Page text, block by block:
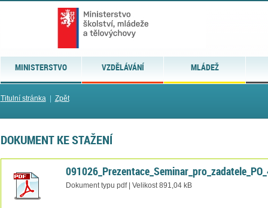
MINISTERSTVO VZDĚLÁVÁNÍ MLÁDEŽ
Titulní stránka| Zpět
DOKUMENT KE STAŽENÍ
Dokument typu pdf | Velikost 891,04 kB